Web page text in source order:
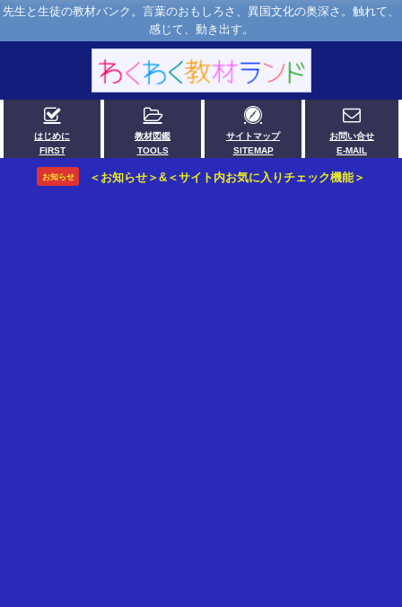
先生と生徒の教材バンク。言葉のおもしろさ、異国文化の奥深さ。触れて、
感じて、動き出す。
はじめに
FIRST
教材図鑑
TOOLS
サイトマップ
SITEMAP
お問い合せ
E-MAIL
お知らせ ＜お知らせ＞&＜サイト内お気に入りチェック機能＞